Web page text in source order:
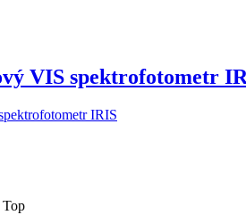
VIS spektrofotometr
Top